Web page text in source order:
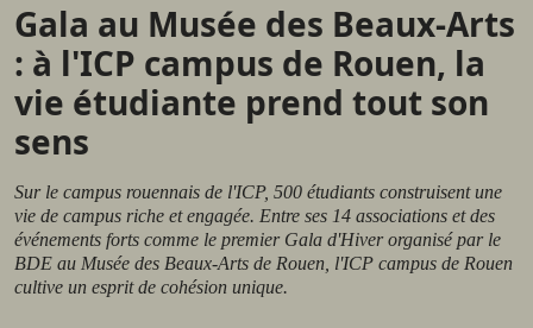
Gala au Musée des Beaux-Arts
: à l'ICP campus de Rouen, la
vie étudiante prend tout son
sens
Sur le campus rouennais de l'ICP, 500 étudiants construisent une
vie de campus riche et engagée. Entre ses 14 associations et des
événements forts comme le premier Gala d'Hiver organisé par le
BDE au Musée des Beaux-Arts de Rouen, l'ICP campus de Rouen
cultive un esprit de cohésion unique.